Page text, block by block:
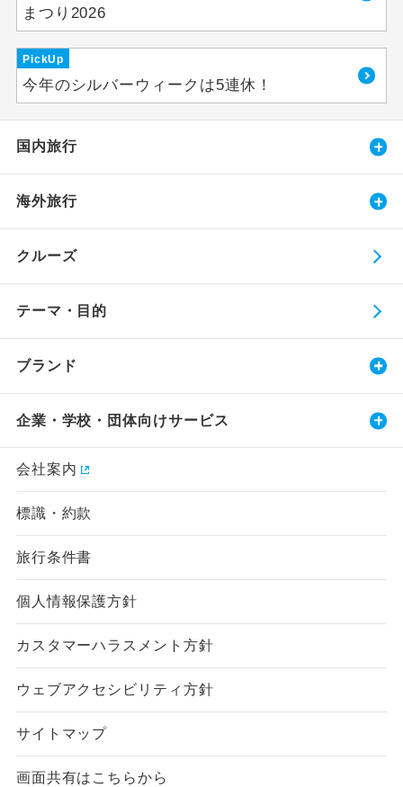
まつり2026
PickUp
今年のシルバーウィークは5連休！
国内旅行
海外旅行
クルーズ
テーマ・目的
ブランド
企業・学校・団体向けサービス
会社案内
標識・約款
旅行条件書
個人情報保護方針
カスタマーハラスメント方針
ウェブアクセシビリティ方針
サイトマップ
画面共有はこちらから